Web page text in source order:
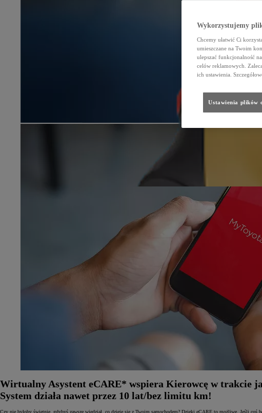
Wirtualny Asystent eCARE* wspiera Kierowcę w trakcie
System działa nawet przez 10 lat/bez limitu km!
Czy nie byłoby świetnie, gdybyś zawsze wiedział, co dzieje się z Twoim samochodem? Dzięki eCARE to możliwe. Jeśli
Wykorzystujemy
Chcemy ułatwić Ci
umieszczane na Twoim
ulepszać funkcjonalność
celów reklamowych.
ich ustawienia.
Ustawienia plików